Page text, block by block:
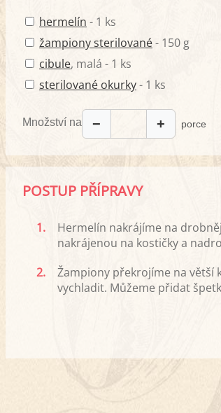
hermelín - 1 ks
žampiony sterilované- 150 g
cibule, malá - 1 ks
sterilované okurky- 1 ks
Množství na − + porce
POSTUP PŘÍPRAVY
1.
Hermelín nakrájíme na
nakrájenou na kostičky a
2.
Žampiony překrojíme na větší
vychladit. Můžeme přidat